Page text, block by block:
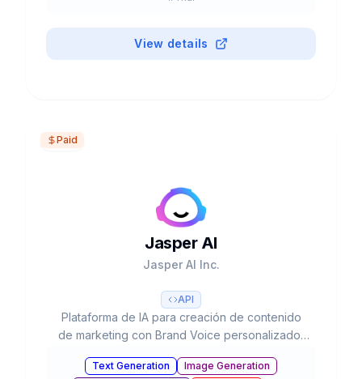
View details
Paid
Jasper AI
Jasper AI Inc.
API
Plataforma de IA para creación de contenido
de marketing con Brand Voice personalizado,
en equipo. Usado por 20% del Fortune 500.
Text Generation
Image Generation